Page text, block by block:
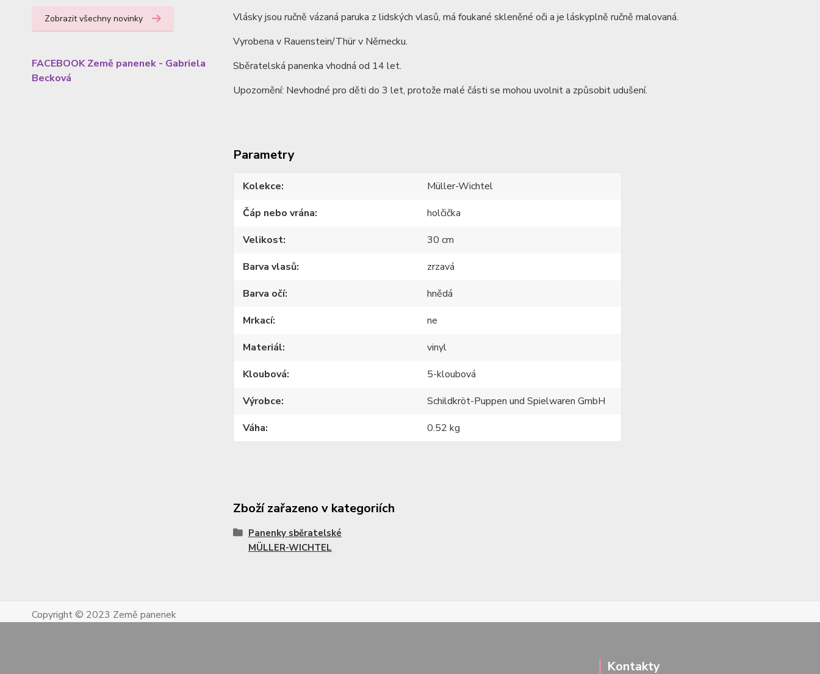
Zobrazit všechny novinky
FACEBOOK Země panenek - Gabriela
Becková
Vlásky jsou ručně vázaná paruka z lidských vlasů, má foukané skleněné oči a je láskyplně ručně malovaná.
Vyrobena v Rauenstein/Thür v Německu.
Sběratelská panenka vhodná od 14 let.
Upozornění: Nevhodné pro děti do 3 let, protože malé části se mohou uvolnit a způsobit udušení.
Parametry
Kolekce
Müller-Wichtel
Čáp nebo vrána
holčička
Velikost
30 cm
Barva vlasů
zrzavá
Barva očí
hnědá
Mrkací
ne
Materiál
vinyl
Kloubová
5-kloubová
Výrobce
Schildkröt-Puppen und Spielwaren GmbH
Váha
0.52 kg
Zboží zařazeno v kategoriích
Panenky sběratelské
MÜLLER-WICHTEL
Copyright © 2023 Země panenek
Kontakty